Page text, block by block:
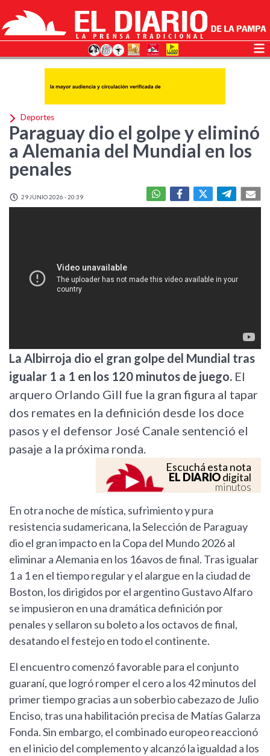
Deportes
Paraguay dio el golpe y eliminó
a Alemania del Mundial en los
penales
29 JUNIO 2026 - 20:39
La Albirroja dio el gran golpe del Mundial tras
igualar 1 a 1 en los 120 minutos de juego. El
arquero Orlando Gill fue la gran figura al tapar
dos remates en la definición desde los doce
pasos y el defensor José Canale sentenció el
pasaje a la próxima ronda.
Escuchá esta nota
EL DIARIOdigital
minutos
En otra noche de mística, sufrimiento y pura
resistencia sudamericana, la Selección de Paraguay
dio el gran impacto en la Copa del Mundo 2026 al
eliminar a Alemania en los 16avos de final. Tras igualar
1 a 1 en el tiempo regular y el alargue en la ciudad de
Boston, los dirigidos por el argentino Gustavo Alfaro
se impusieron en una dramática definición por
penales y sellaron su boleto a los octavos de final,
desatando el festejo en todo el continente.
El encuentro comenzó favorable para el conjunto
guaraní, que logró romper el cero a los 42 minutos del
primer tiempo gracias a un soberbio cabezazo de Julio
Enciso, tras una habilitación precisa de Matías Galarza
Fonda. Sin embargo, el combinado europeo reaccionó
en el inicio del complemento y alcanzó la igualdad a los